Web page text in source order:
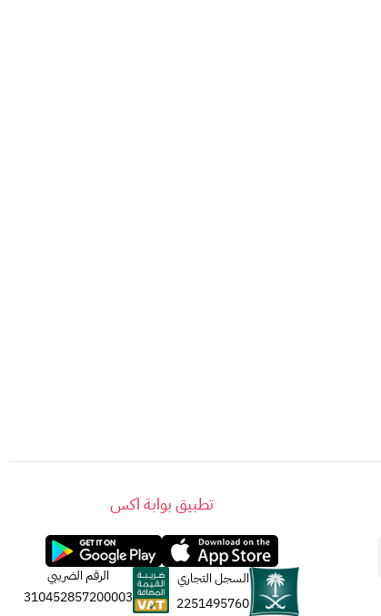
تطبيق بوابة اكس
السجل التجاري
2251495760
الرقم الضريبي
310452857200003